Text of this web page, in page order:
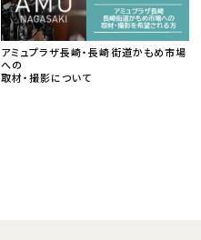
アミュプラザ長崎・長崎街道かもめ市場
への
取材・撮影について